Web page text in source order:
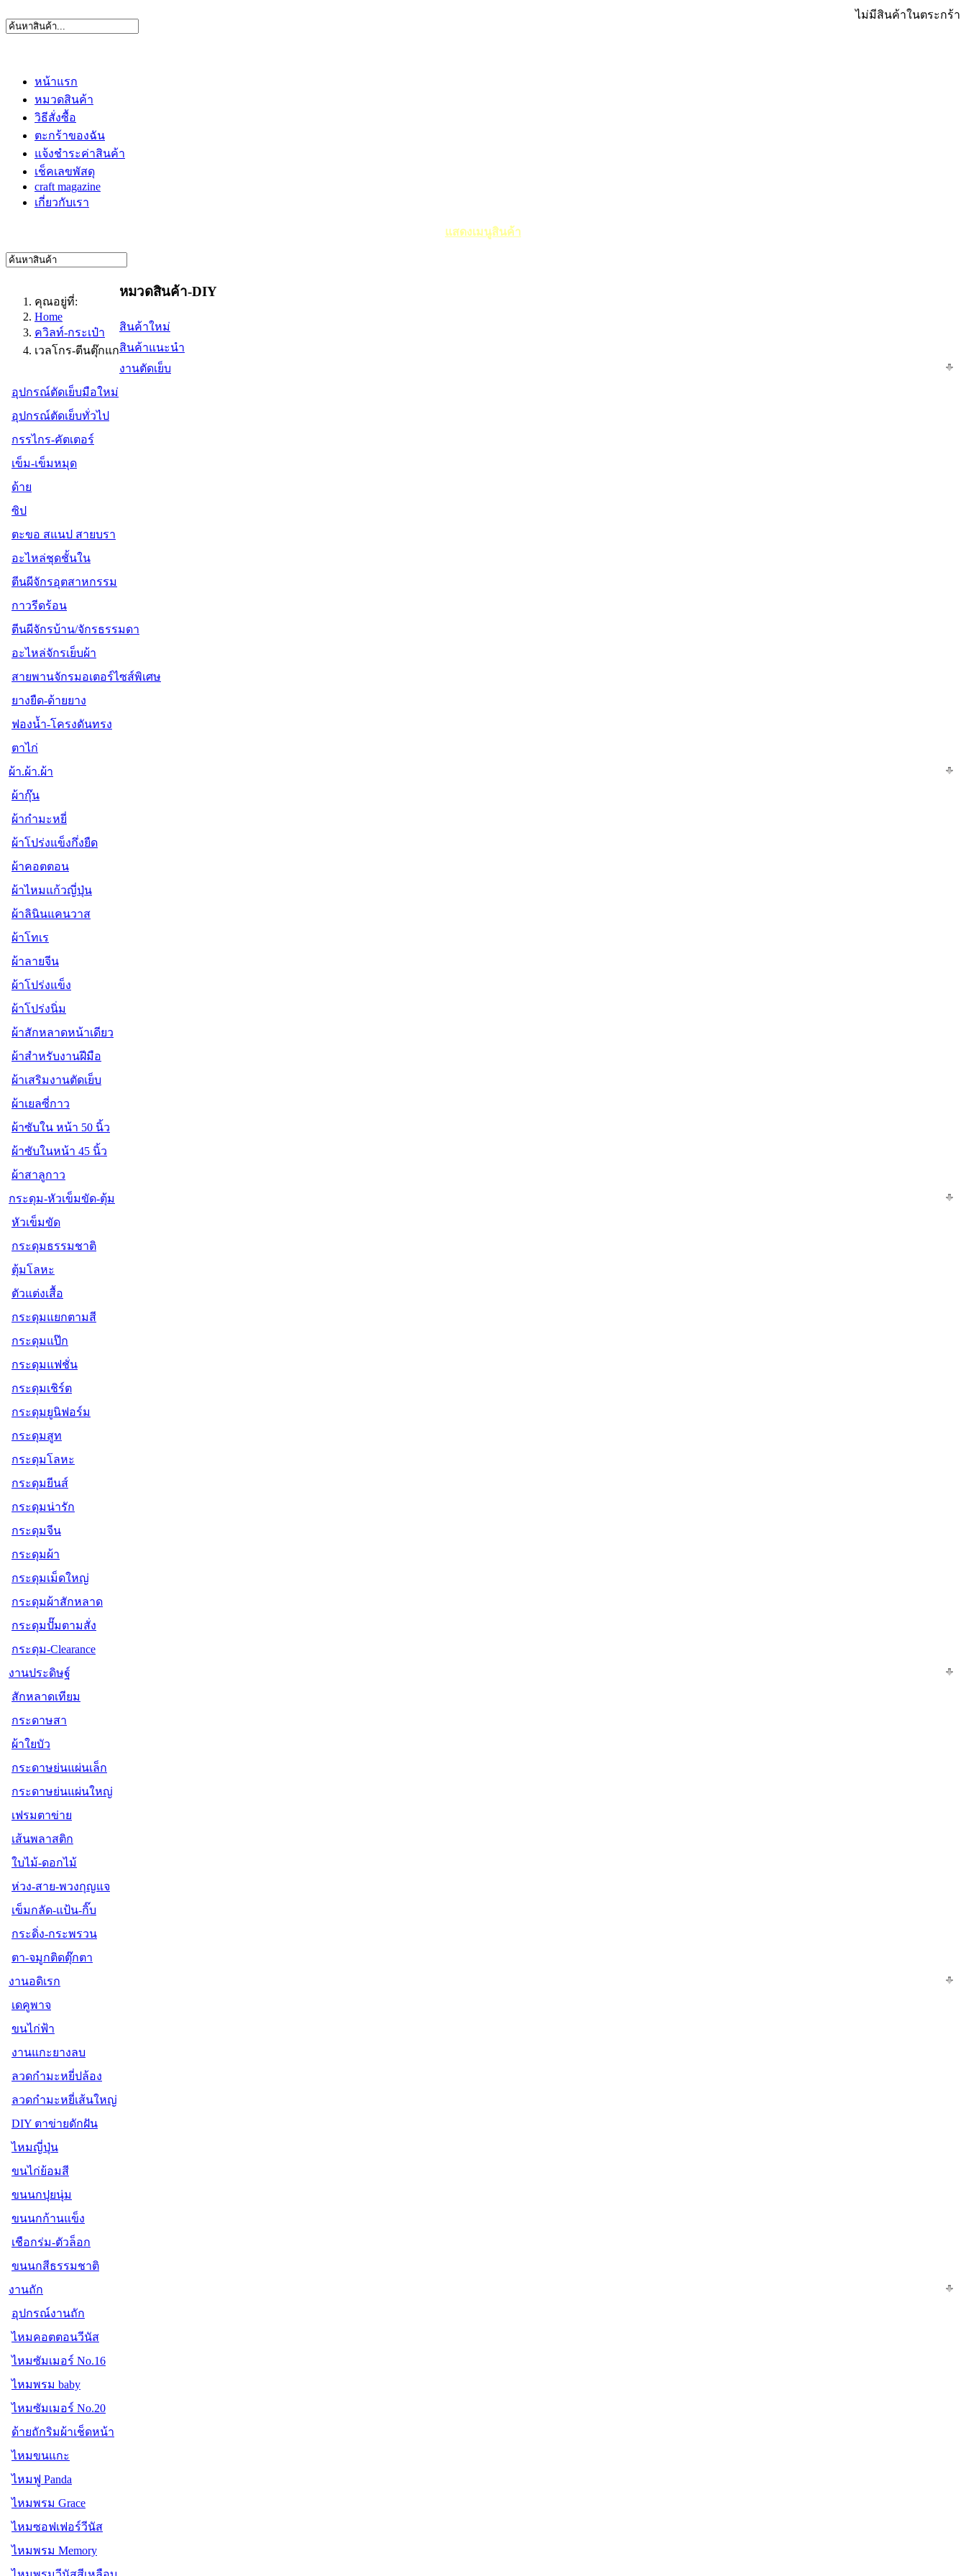
ไม่มีสินค้าในตระกร้า
หน้าแรก
หมวดสินค้า
วิธีสั่งซื้อ
ตะกร้าของฉัน
แจ้งชำระค่าสินค้า
เช็คเลขพัสดุ
craft magazine
เกี่ยวกับเรา
แสดงเมนูสินค้า
คุณอยู่ที่:
Home
ควิลท์-กระเป๋า
เวลโกร-ตีนตุ๊กแก
หมวดสินค้า-DIY
สินค้าใหม่
สินค้าแนะนำ
งานตัดเย็บ
อุปกรณ์ตัดเย็บมือใหม่
อุปกรณ์ตัดเย็บทั่วไป
กรรไกร-คัตเตอร์
เข็ม-เข็มหมุด
ด้าย
ซิป
ตะขอ สแนป สายบรา
อะไหล่ชุดชั้นใน
ตีนผีจักรอุตสาหกรรม
กาวรีดร้อน
ตีนผีจักรบ้าน/จักรธรรมดา
อะไหล่จักรเย็บผ้า
สายพานจักรมอเตอร์ไซส์พิเศษ
ยางยืด-ด้ายยาง
ฟองน้ำ-โครงดันทรง
ตาไก่
ผ้า.ผ้า.ผ้า
ผ้ากุ๊น
ผ้ากำมะหยี่
ผ้าโปร่งแข็งกึ่งยืด
ผ้าคอตตอน
ผ้าไหมแก้วญี่ปุ่น
ผ้าลินินแคนวาส
ผ้าโทเร
ผ้าลายจีน
ผ้าโปร่งแข็ง
ผ้าโปร่งนิ่ม
ผ้าสักหลาดหน้าเดียว
ผ้าสำหรับงานฝีมือ
ผ้าเสริมงานตัดเย็บ
ผ้าเยลซี่กาว
ผ้าซับใน หน้า 50 นิ้ว
ผ้าซับในหน้า 45 นิ้ว
ผ้าสาลูกาว
กระดุม-หัวเข็มขัด-ตุ้ม
หัวเข็มขัด
กระดุมธรรมชาติ
ตุ้มโลหะ
ตัวแต่งเสื้อ
กระดุมแยกตามสี
กระดุมแป๊ก
กระดุมแฟชั่น
กระดุมเชิร์ต
กระดุมยูนิฟอร์ม
กระดุมสูท
กระดุมโลหะ
กระดุมยีนส์
กระดุมน่ารัก
กระดุมจีน
กระดุมผ้า
กระดุมเม็ดใหญ่
กระดุมผ้าสักหลาด
กระดุมปั๊มตามสั่ง
กระดุม-Clearance
งานประดิษฐ์
สักหลาดเทียม
กระดาษสา
ผ้าใยบัว
กระดาษย่นแผ่นเล็ก
กระดาษย่นแผ่นใหญ่
เฟรมตาข่าย
เส้นพลาสติก
ใบไม้-ดอกไม้
ห่วง-สาย-พวงกุญแจ
เข็มกลัด-แป้น-กิ๊บ
กระดิ่ง-กระพรวน
ตา-จมูกติดตุ๊กตา
งานอดิเรก
เดคูพาจ
ขนไก่ฟ้า
งานแกะยางลบ
ลวดกำมะหยี่ปล้อง
ลวดกำมะหยี่เส้นใหญ่
DIY ตาข่ายดักฝัน
ไหมญี่ปุ่น
ขนไก่ย้อมสี
ขนนกปุยนุ่ม
ขนนกก้านแข็ง
เชือกร่ม-ตัวล็อก
ขนนกสีธรรมชาติ
งานถัก
อุปกรณ์งานถัก
ไหมคอตตอนวีนัส
ไหมซัมเมอร์ No.16
ไหมพรม baby
ไหมซัมเมอร์ No.20
ด้ายถักริมผ้าเช็ดหน้า
ไหมขนแกะ
ไหมฟู Panda
ไหมพรม Grace
ไหมซอฟเฟอร์วีนัส
ไหมพรม Memory